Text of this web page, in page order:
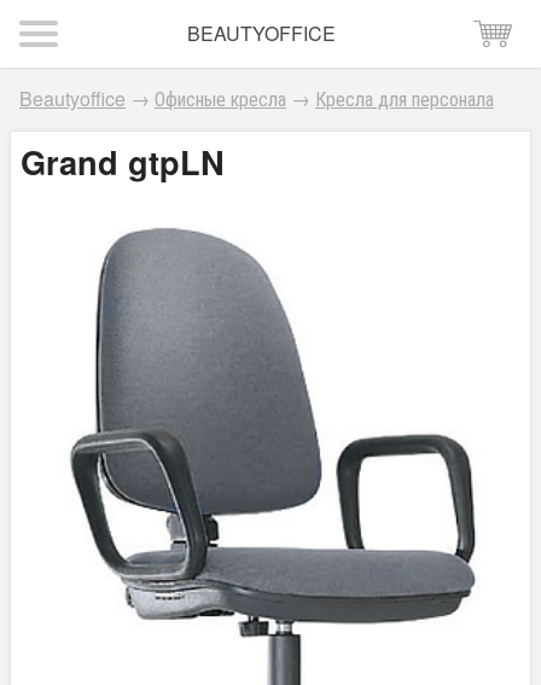
BEAUTYOFFICE
Beautyoffice → Офисные кресла → Кресла для персонала
Grand gtpLN